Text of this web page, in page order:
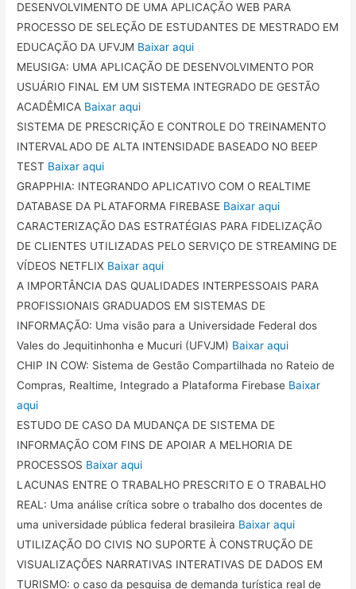
DESENVOLVIMENTO DE UMA APLICAÇÃO WEB PARA
PROCESSO DE SELEÇÃO DE ESTUDANTES DE MESTRADO EM
EDUCAÇÃO DA UFVJM Baixar aqui
MEUSIGA: UMA APLICAÇÃO DE DESENVOLVIMENTO POR
USUÁRIO FINAL EM UM SISTEMA INTEGRADO DE GESTÃO
ACADÊMICA Baixar aqui
SISTEMA DE PRESCRIÇÃO E CONTROLE DO TREINAMENTO
INTERVALADO DE ALTA INTENSIDADE BASEADO NO BEEP
TEST Baixar aqui
GRAPPHIA: INTEGRANDO APLICATIVO COM O REALTIME
DATABASE DA PLATAFORMA FIREBASE Baixar aqui
CARACTERIZAÇÃO DAS ESTRATÉGIAS PARA FIDELIZAÇÃO
DE CLIENTES UTILIZADAS PELO SERVIÇO DE STREAMING DE
VÍDEOS NETFLIX Baixar aqui
A IMPORTÂNCIA DAS QUALIDADES INTERPESSOAIS PARA
PROFISSIONAIS GRADUADOS EM SISTEMAS DE
INFORMAÇÃO: Uma visão para a Universidade Federal dos
Vales do Jequitinhonha e Mucuri (UFVJM) Baixar aqui
CHIP IN COW: Sistema de Gestão Compartilhada no Rateio de
Compras, Realtime, Integrado a Plataforma Firebase Baixar
aqui
ESTUDO DE CASO DA MUDANÇA DE SISTEMA DE
INFORMAÇÃO COM FINS DE APOIAR A MELHORIA DE
PROCESSOS Baixar aqui
LACUNAS ENTRE O TRABALHO PRESCRITO E O TRABALHO
REAL: Uma análise crítica sobre o trabalho dos docentes de
uma universidade pública federal brasileira Baixar aqui
UTILIZAÇÃO DO CIVIS NO SUPORTE À CONSTRUÇÃO DE
VISUALIZAÇÕES NARRATIVAS INTERATIVAS DE DADOS EM
TURISMO: o caso da pesquisa de demanda turística real de